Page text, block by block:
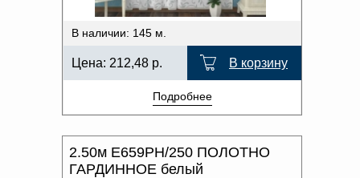
В наличии: 145 м.
Цена: 212,48 р. В корзину
Подробнее
2.50м Е659РН/250 ПОЛОТНО
ГАРДИННОЕ белый